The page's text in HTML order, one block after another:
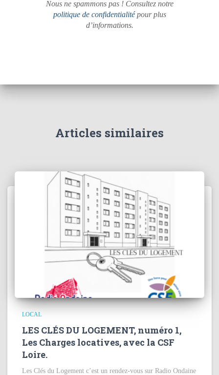
Nous ne spammons pas ! Consultez notre
politique de confidentialitépour plus
d’informations.
Articles similaires
LOCAL
LES CLÉS DU LOGEMENT, numéro 1,
Les Charges locatives, avec la CSF
Loire.
Les Clés du Logement c’est un rendez-vous sur Radio Ondaine